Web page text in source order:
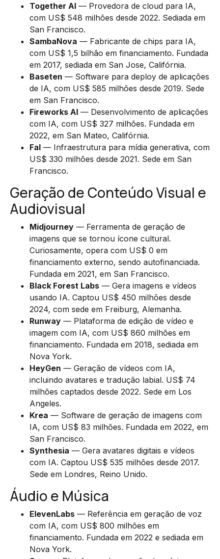
Together AI — Provedora de cloud para IA,
com US$ 548 milhões desde 2022. Sediada em
San Francisco.
SambaNova — Fabricante de chips para IA,
com US$ 1,5 bilhão em financiamento. Fundada
em 2017, sediada em San Jose, Califórnia.
Baseten — Software para deploy de aplicações
de IA, com US$ 585 milhões desde 2019. Sede
em San Francisco.
Fireworks AI — Desenvolvimento de aplicações
com IA, com US$ 327 milhões. Fundada em
2022, em San Mateo, Califórnia.
Fal — Infraestrutura para mídia generativa, com
US$ 330 milhões desde 2021. Sede em San
Francisco.
Geração de Conteúdo Visual e
Audiovisual
Midjourney — Ferramenta de geração de
imagens que se tornou ícone cultural.
Curiosamente, opera com US$ 0 em
financiamento externo, sendo autofinanciada.
Fundada em 2021, em San Francisco.
Black Forest Labs — Gera imagens e vídeos
usando IA. Captou US$ 450 milhões desde
2024, com sede em Freiburg, Alemanha.
Runway — Plataforma de edição de vídeo e
imagem com IA, com US$ 860 milhões em
financiamento. Fundada em 2018, sediada em
Nova York.
HeyGen — Geração de vídeos com IA,
incluindo avatares e tradução labial. US$ 74
milhões captados desde 2022. Sede em Los
Angeles.
Krea — Software de geração de imagens com
IA, com US$ 83 milhões. Fundada em 2022, em
San Francisco.
Synthesia — Gera avatares digitais e vídeos
com IA. Captou US$ 535 milhões desde 2017.
Sede em Londres, Reino Unido.
Áudio e Música
ElevenLabs — Referência em geração de voz
com IA, com US$ 800 milhões em
financiamento. Fundada em 2022 e sediada em
Nova York.